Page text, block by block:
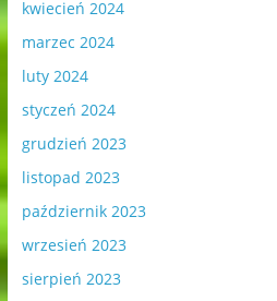
kwiecień 2024
marzec 2024
luty 2024
styczeń 2024
grudzień 2023
listopad 2023
październik 2023
wrzesień 2023
sierpień 2023